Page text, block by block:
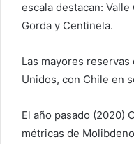
escala destacan:
Gorda y Centinela.
Las mayores
Unidos, con Chile en
El año pasado (2020)
métricas de